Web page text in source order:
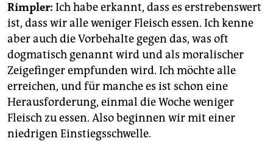
Rimpler: Ich habe erkannt, dass es erstrebenswert
ist, dass wir alle weniger Fleisch essen. Ich kenne
aber auch die Vorbehalte gegen das, was oft
dogmatisch genannt wird und als moralischer
Zeigefinger empfunden wird. Ich möchte alle
erreichen, und für manche es ist schon eine
Herausforderung, einmal die Woche weniger
Fleisch zu essen. Also beginnen wir mit einer
niedrigen Einstiegsschwelle.